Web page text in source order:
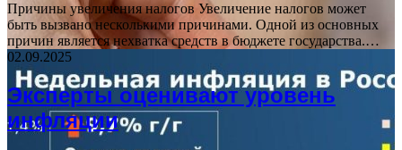
Причины увеличения налогов Увеличение налогов может
быть вызвано несколькими причинами. Одной из основных
причин является нехватка средств в бюджете государства.…
02.09.2025
Эксперты оценивают уровень
инфляции